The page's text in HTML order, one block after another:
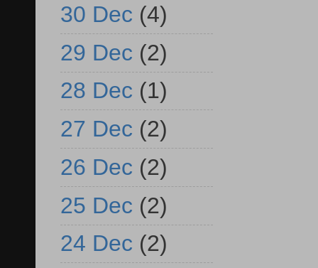
30 Dec (4)
29 Dec (2)
28 Dec (1)
27 Dec (2)
26 Dec (2)
25 Dec (2)
24 Dec (2)